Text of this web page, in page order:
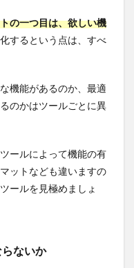
の一つ目は、欲しい機
するという点は、すべ
機能があるのか、最適
のかはツールごとに異
ールによって機能の有
ットなども違いますの
ールを見極めましょ
ないか